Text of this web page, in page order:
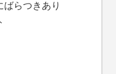
ばらつきあり